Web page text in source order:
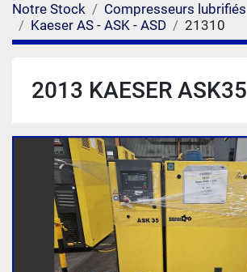
Notre Stock
Compresseurs lubrifiés
Kaeser AS - ASK - ASD
21310
2013 KAESER ASK35